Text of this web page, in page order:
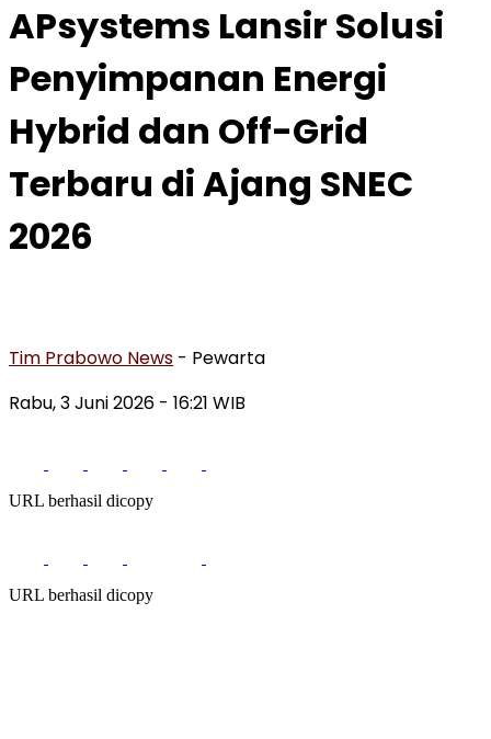
APsystems Lansir Solusi
Penyimpanan Energi
Hybrid dan Off-Grid
Terbaru di Ajang SNEC
2026
Tim Prabowo News - Pewarta
Rabu, 3 Juni 2026 - 16:21 WIB
URL berhasil dicopy
URL berhasil dicopy